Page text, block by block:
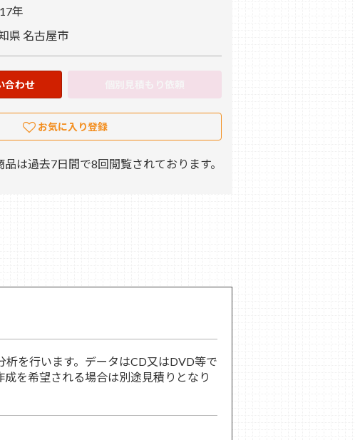
年
県 名古屋市
合わせ
お気に入り登録
品は過去7日間で8回閲覧されております。
を行います。データはCD又はDVD等で
を希望される場合は別途見積りとなり